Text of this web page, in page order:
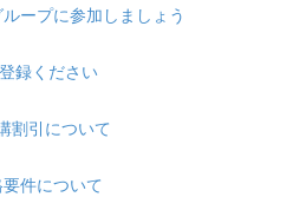
ープに参加しましょう
録ください
割引について
件について